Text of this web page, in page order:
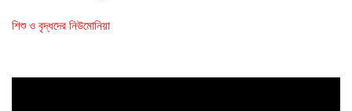
শিশু ও বৃদ্ধদের নিউমোনিয়া